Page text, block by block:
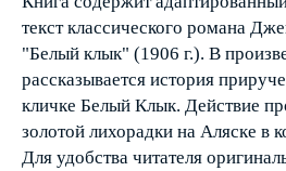
текст классического романа
"Белый клык" (1906 г.). В
рассказывается история
кличке Белый Клык. Действие
золотой лихорадки на Аляске в
Для удобства читателя